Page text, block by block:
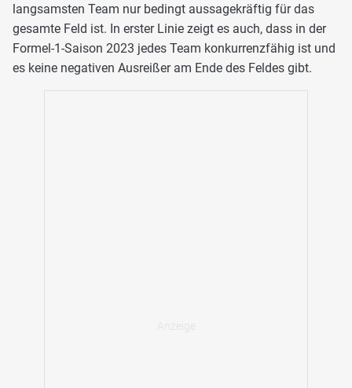
langsamsten Team nur bedingt aussagekräftig für das
gesamte Feld ist. In erster Linie zeigt es auch, dass in der
Formel-1-Saison 2023 jedes Team konkurrenzfähig ist und
es keine negativen Ausreißer am Ende des Feldes gibt.